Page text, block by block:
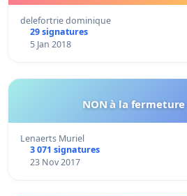
delefortrie dominique
29 signatures
5 Jan 2018
NON à la fermeture
Lenaerts Muriel
3 071 signatures
23 Nov 2017